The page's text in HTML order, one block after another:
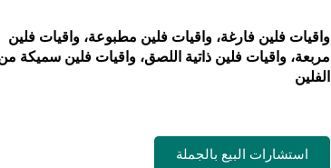
واقيات فلين فارغة، واقيات فلين مطبوعة، واقيات فلين
مربعة، واقيات فلين ذاتية اللصق، واقيات فلين سميكة
الفلين
استشارات البيع بالجملة